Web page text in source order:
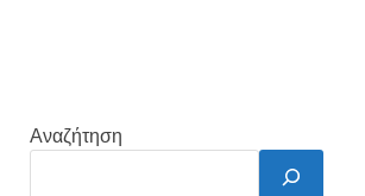
Αναζήτηση